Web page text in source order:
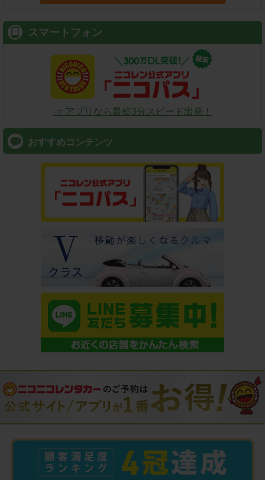
スマートフォン
⇒ アプリなら最短3分スピード出発！
おすすめコンテンツ